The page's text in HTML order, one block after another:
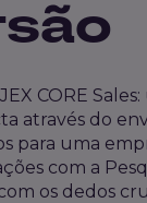
CORE Sales:
através do
para uma
com a
os dedos